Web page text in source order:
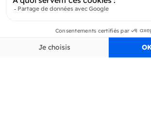
Produits
En savoir plus